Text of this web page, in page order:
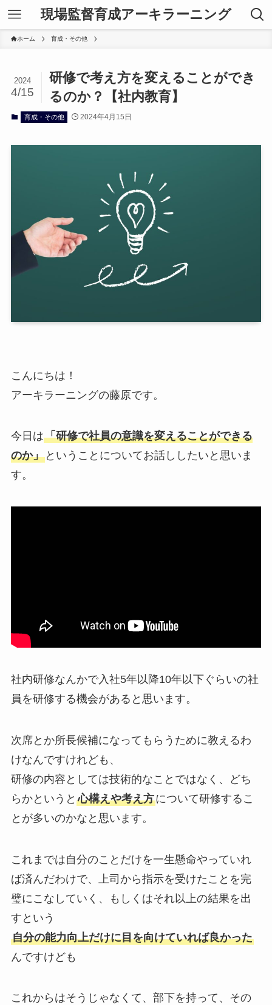
現場監督育成アーキラーニング
ホーム 育成・その他
研修で考え方を変えることができ
るのか？【社内教育】
2024
4/15
育成・その他 2024年4月15日
こんにちは！
アーキラーニングの藤原です。
今日は「研修で社員の意識を変えることができる
のか」ということについてお話ししたいと思いま
す。
社内研修なんかで入社5年以降10年以下ぐらいの社
員を研修する機会があると思います。
次席とか所長候補になってもらうために教えるわ
けなんですけれども、
研修の内容としては技術的なことではなく、
どち
らかというと 心構えや考え方について研修するこ
とが多いのかなと思います。
これまでは自分のことだけを一生懸命やっていれ
ば済んだわけで、
上司から指示を受けたことを完
璧にこなしていく、
もしくはそれ以上の結果を出
すという
自分の能力向上だけに目を向けていれば良かった
んですけども
これからはそうじゃなくて、 部下を持って、その